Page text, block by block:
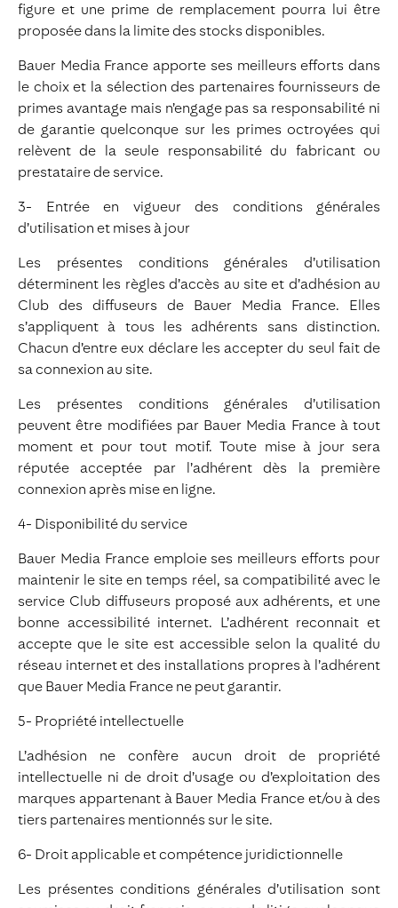
figure et une prime de remplacement pourra lui être
proposée dans la limite des stocks disponibles.
Bauer Media France apporte ses meilleurs efforts dans
le choix et la sélection des partenaires fournisseurs de
primes avantage mais n’engage pas sa responsabilité ni
de garantie quelconque sur les primes octroyées qui
relèvent de la seule responsabilité du fabricant ou
prestataire de service.
3- Entrée en vigueur des conditions générales
d’utilisation et mises à jour
Les présentes conditions générales d’utilisation
déterminent les règles d’accès au site et d’adhésion au
Club des diffuseurs de Bauer Media France. Elles
s’appliquent à tous les adhérents sans distinction.
Chacun d’entre eux déclare les accepter du seul fait de
sa connexion au site.
Les présentes conditions générales d’utilisation
peuvent être modifiées par Bauer Media France à tout
moment et pour tout motif. Toute mise à jour sera
réputée acceptée par l’adhérent dès la première
connexion après mise en ligne.
4- Disponibilité du service
Bauer Media France emploie ses meilleurs efforts pour
maintenir le site en temps réel, sa compatibilité avec le
service Club diffuseurs proposé aux adhérents, et une
bonne accessibilité internet. L’adhérent reconnait et
accepte que le site est accessible selon la qualité du
réseau internet et des installations propres à l’adhérent
que Bauer Media France ne peut garantir.
5- Propriété intellectuelle
L’adhésion ne confère aucun droit de propriété
intellectuelle ni de droit d’usage ou d’exploitation des
marques appartenant à Bauer Media France et/ou à des
tiers partenaires mentionnés sur le site.
6- Droit applicable et compétence juridictionnelle
Les présentes conditions générales d’utilisation sont